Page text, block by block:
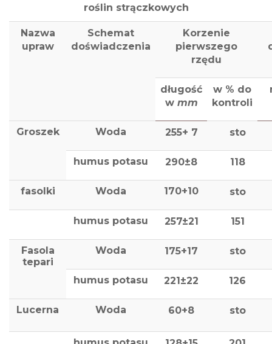
roślin strączkowych
Nazwa
upraw
Schemat
doświadczenia
Korzenie
pierwszego
rzędu
długość
w mm
w % do
kontroli
Groszek Woda 255+ 7 sto
humus potasu 290±8 118
fasolki Woda 170+10 sto
humus potasu 257±21 151
Fasola
tepari
Woda 175+17 sto
humus potasu 221±22 126
Lucerna Woda 60+8 sto